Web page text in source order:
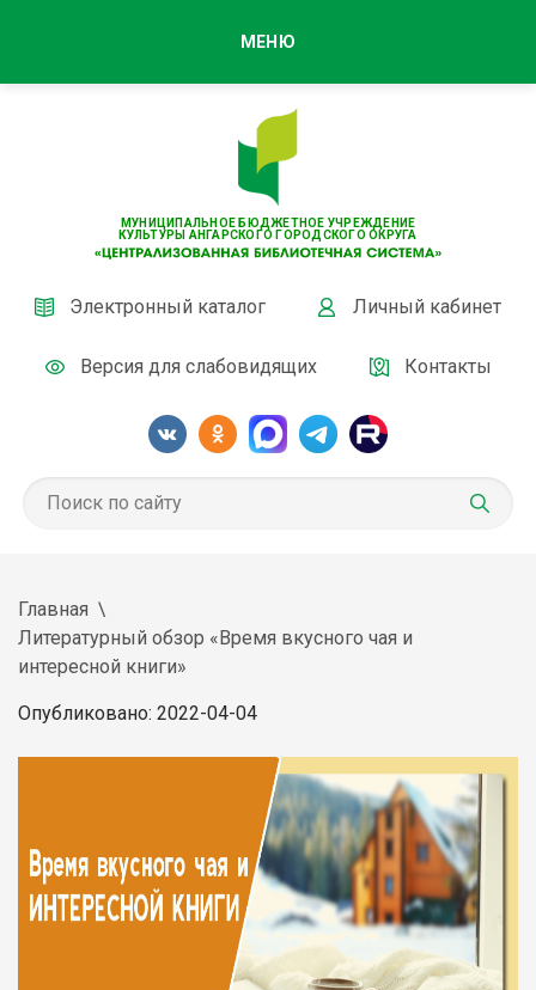
МУНИЦИПАЛЬНОЕ БЮДЖЕТНОЕ УЧРЕЖДЕНИЕ
КУЛЬТУРЫ АНГАРСКОГО ГОРОДСКОГО ОКРУГА
Электронный каталог Личный кабинет
Версия для слабовидящих Контакты
МЕНЮ
Главная
Литературный обзор «Время вкусного чая и
интересной книги»
Опубликовано: 2022-04-04